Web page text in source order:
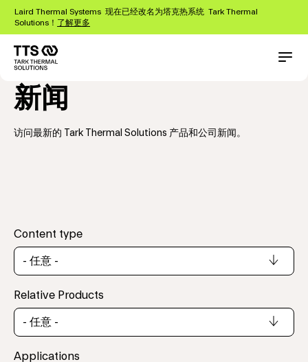
到
Laird Thermal Systems 现在已经改名为塔克热系统 Tark Thermal
Solutions！ 了解更多
新闻
访问最新的 Tark Thermal Solutions 产品和公司新闻。
Content type
Relative Products
Applications